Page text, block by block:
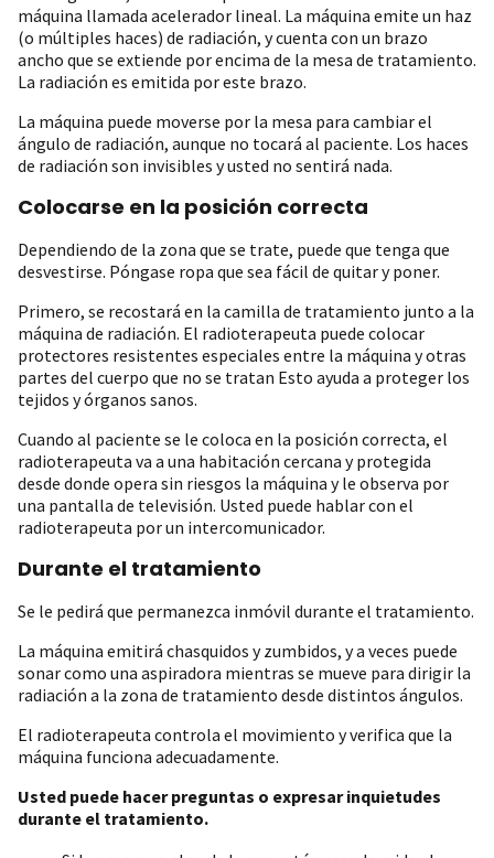
máquina llamada acelerador lineal. La máquina emite un haz
(o múltiples haces) de radiación, y cuenta con un brazo
ancho que se extiende por encima de la mesa de tratamiento.
La radiación es emitida por este brazo.
La máquina puede moverse por la mesa para cambiar el
ángulo de radiación, aunque no tocará al paciente. Los haces
de radiación son invisibles y usted no sentirá nada.
Colocarse en la posición correcta
Dependiendo de la zona que se trate, puede que tenga que
desvestirse. Póngase ropa que sea fácil de quitar y poner.
Primero, se recostará en la camilla de tratamiento junto a la
máquina de radiación. El radioterapeuta puede colocar
protectores resistentes especiales entre la máquina y otras
partes del cuerpo que no se tratan Esto ayuda a proteger los
tejidos y órganos sanos.
Cuando al paciente se le coloca en la posición correcta, el
radioterapeuta va a una habitación cercana y protegida
desde donde opera sin riesgos la máquina y le observa por
una pantalla de televisión. Usted puede hablar con el
radioterapeuta por un intercomunicador.
Durante el tratamiento
Se le pedirá que permanezca inmóvil durante el tratamiento.
La máquina emitirá chasquidos y zumbidos, y a veces puede
sonar como una aspiradora mientras se mueve para dirigir la
radiación a la zona de tratamiento desde distintos ángulos.
El radioterapeuta controla el movimiento y verifica que la
máquina funciona adecuadamente.
Usted puede hacer preguntas o expresar inquietudes
durante el tratamiento.